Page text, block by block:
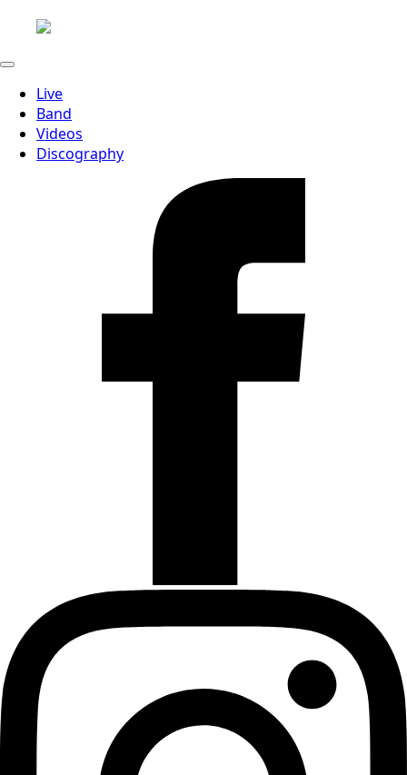
Live
Band
Videos
Discography